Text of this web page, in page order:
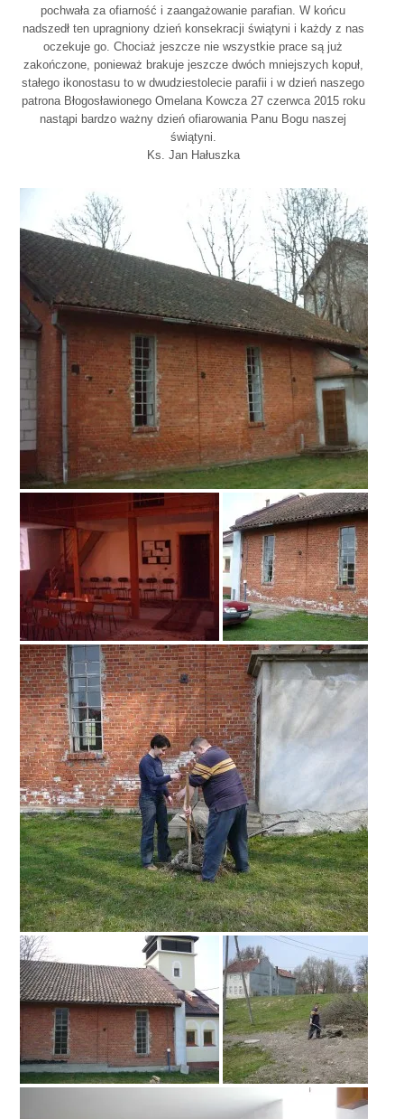
pochwała za ofiarność i zaangażowanie parafian. W końcu
nadszedł ten upragniony dzień konsekracji świątyni i każdy z nas
oczekuje go. Chociaż jeszcze nie wszystkie prace są już
zakończone, ponieważ brakuje jeszcze dwóch mniejszych kopuł,
stałego ikonostasu to w dwudziestolecie parafii i w dzień naszego
patrona Błogosławionego Omelana Kowcza 27 czerwca 2015 roku
nastąpi bardzo ważny dzień ofiarowania Panu Bogu naszej
świątyni.
Ks. Jan Hałuszka